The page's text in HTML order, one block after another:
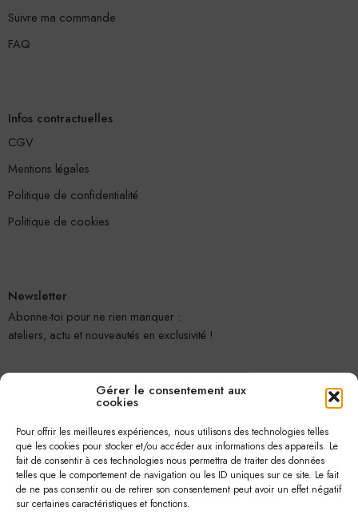
Gérer le consentement aux
cookies
Pour offrir les meilleures expériences, nous utilisons des technologies telles
que les cookies pour stocker et/ou accéder aux informations des appareils. Le
fait de consentir à ces technologies nous permettra de traiter des données
telles que le comportement de navigation ou les ID uniques sur ce site. Le fait
de ne pas consentir ou de retirer son consentement peut avoir un effet négatif
sur certaines caractéristiques et fonctions.
Suivre ma commande
FAQ
Infos contractuelles
CGV
Mentions légales
Politique de confidentialité
Politique de cookies
Newsletter
Abonne-toi pour ne rien manquer :
ateliers, actu et nouveautés en exclusivité !
Je m'abonne